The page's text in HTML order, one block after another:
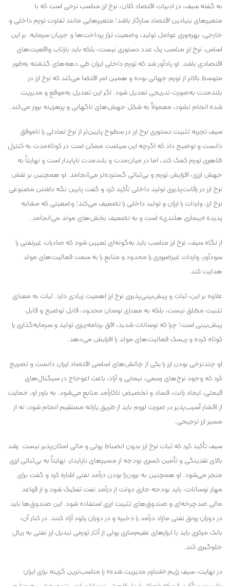
به گفته سیف، در ادبیات اقتصاد کلان، نرخ ارز مناسب نرخی است که با
متغیر‌های بنیادین اقتصاد سازگار باشد؛ متغیر‌هایی مانند تفاوت تورم داخلی و
خارجی، بهره‌وری عوامل تولید، وضعیت تراز پرداخت‌ها و جریان سرمایه. بر این
اساس، نرخ ارز مناسب یک عدد دستوری نیست، بلکه باید بازتاب واقعیت‌های
اقتصادی باشد. او یادآور شد که تورم داخلی ایران طی دهه‌های گذشته به‌طور
متوسط بالاتر از تورم جهانی بوده و همین امر اقتضا می‌کند که نرخ ارز در
بلندمدت به‌صورت تدریجی تعدیل شود. اگر این تعدیل به‌موقع و مدیریت
شده انجام نشود، معمولاً به شکل جهش‌های ناگهانی و پرهزینه بروز می‌کند.
سیف تجربه تثبیت دستوری نرخ ارز در سطوح پایین‌تر از نرخ تعادلی را ناموفق
دانست و توضیح داد که اگرچه این سیاست ممکن است در کوتاه‌مدت به کنترل
ظاهری تورم کمک کند، اما در میان‌مدت و بلندمدت ناپایدار است و نهایتاً به
جهش ارزی، افزایش تورم و بی‌ثباتی گسترده‌تر می‌انجامد. او همچنین بر نقش
نرخ ارز در رقابت‌پذیری تولید داخلی تأکید کرد و گفت پایین نگه داشتن مصنوعی
نرخ ارز، واردات را ارزان و تولید داخلی را تضعیف می‌کند؛ وضعیتی که مشابه
پدیده «بیماری هلندی» است و به تضعیف بخش‌های مولد می‌انجامد.
از نگاه سیف، نرخ ارز مناسب باید به‌گونه‌ای تعیین شود که صادرات غیرنفتی را
سودآور، واردات غیرضروری را محدود و منابع را به سمت فعالیت‌های مولد
هدایت کند.
علاوه بر این، ثبات و پیش‌بینی‌پذیری نرخ ارز اهمیت زیادی دارد. ثبات به معنای
تثبیت مطلق نیست، بلکه به معنای نوسان محدود، قابل توضیح و قابل
پیش‌بینی است؛ چرا که نوسانات شدید، افق برنامه‌ریزی تولید و سرمایه‌گذاری را
کوتاه کرده و ریسک فعالیت‌های مولد را افزایش می‌دهد.
او چندنرخی بودن ارز را یکی از چالش‌های اساسی اقتصاد ایران دانست و تصریح
کرد که وجود نرخ‌های رسمی، نیمایی و آزاد، باعث اعوجاج در سیگنال‌های
قیمتی، ایجاد رانت، فساد و تخصیص ناکارآمد منابع می‌شود. به باور او، حمایت
از اقشار آسیب‌پذیر در صورت لزوم باید از طریق یارانه مستقیم انجام شود، نه از
مسیر ارز ترجیحی.
سیف تأکید کرد که ثبات نرخ ارز بدون انضباط پولی و مالی امکان‌پذیر نیست. رشد
بالای نقدینگی و تأمین کسری بودجه از مسیر‌های ناپایدار، نهایتاً به بی‌ثباتی ارزی
منجر می‌شود. او همچنین به برون‌زا بودن درآمد نفتی اشاره کرد و گفت برای
مهار نوسانات، باید بودجه جاری دولت از درآمد نفت تفکیک شود و از قواعد
مالی ضدچرخه‌ای و صندوق‌های تثبیت ارزی استفاده شود. این صندوق‌ها باید
در دوران رونق نفتی مازاد درآمد را ذخیره و در دوران رکود آزاد کنند. در کنار آن،
بانک مرکزی باید با ابزار‌های عقیم‌سازی پولی از آثار تورمی تبدیل ارز نفتی به ریال
جلوگیری کند.
در نهایت، سیف رژیم «شناور مدیریت شده» را مناسب‌ترین گزینه برای ایران